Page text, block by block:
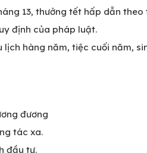
13, thưởng tết hấp dẫn
định của pháp luật.
hàng năm, tiệc cuối năm,
đương
tác xa.
đầu tư.